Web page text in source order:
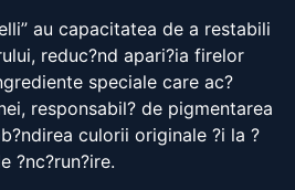
au capacitatea de a restabili
reduc?nd apari?ia firelor
speciale care ac?
responsabil? de pigmentarea
culorii originale ?i la ?
?nc?run?ire.